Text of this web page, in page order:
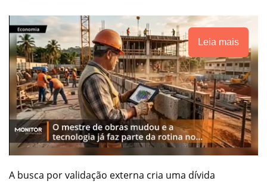
Leia mais
A busca por validação externa cria uma dívida